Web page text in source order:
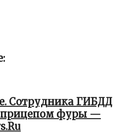
Сотрудника ГИБДД
прицепом фуры —